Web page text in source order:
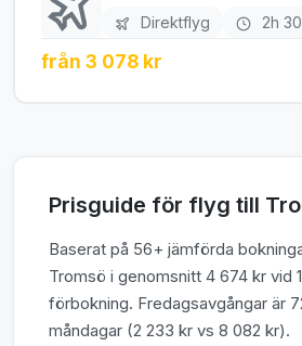
Direktflyg 2h
från 3 078 kr
Prisguide för flyg till
Baserat på 56+ jämförda
Tromsö i genomsnitt 4 674 kr vid
förbokning. Fredagsavgångar är
måndagar (2 233 kr vs 8 082 kr).